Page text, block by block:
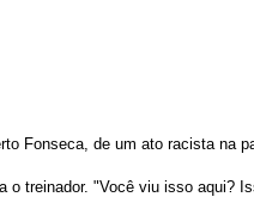
Fonseca, de um ato racista na
treinador. "Você viu isso aqui?